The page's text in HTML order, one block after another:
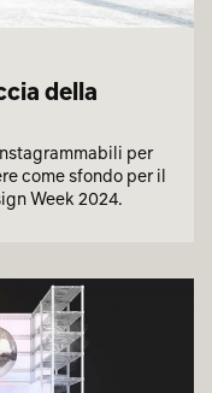
della
per
come sfondo per il
Week 2024.